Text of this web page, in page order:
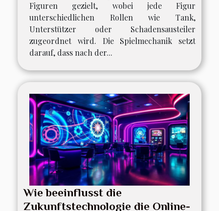
Figuren gezielt, wobei jede Figur
unterschiedlichen Rollen wie Tank,
Unterstützer oder Schadensausteiler
zugeordnet wird. Die Spielmechanik setzt
darauf, dass nach der...
Wie beeinflusst die
Zukunftstechnologie die Online-